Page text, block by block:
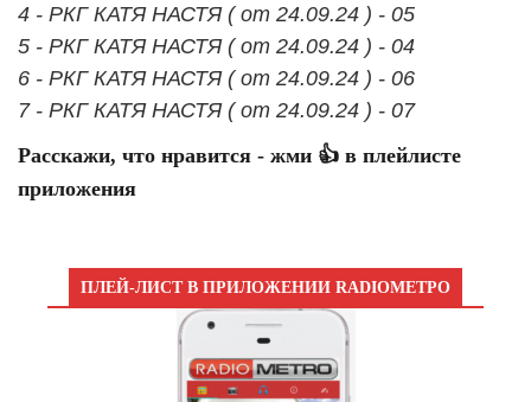
4 - РКГ КАТЯ НАСТЯ ( от 24.09.24 ) - 05
5 - РКГ КАТЯ НАСТЯ ( от 24.09.24 ) - 04
6 - РКГ КАТЯ НАСТЯ ( от 24.09.24 ) - 06
7 - РКГ КАТЯ НАСТЯ ( от 24.09.24 ) - 07
Расскажи, что нравится - жми 👍 в плейлисте
приложения
ПЛЕЙ-ЛИСТ В ПРИЛОЖЕНИИ RADIOМЕТРО